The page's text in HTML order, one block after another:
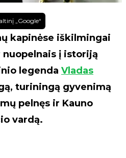
„Google“
kapinėse iškilmingai
į istoriją
legenda Vladas
turiningą gyvenimą
pelnęs ir Kauno
vardą.